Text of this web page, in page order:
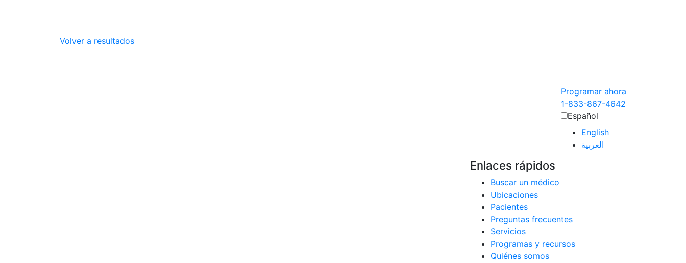
Volver a resultados
Programar ahora
1-833-867-4642
Español
English
العربية‏
Enlaces rápidos
Buscar un médico
Ubicaciones
Pacientes
Preguntas frecuentes
Servicios
Programas y recursos
Quiénes somos